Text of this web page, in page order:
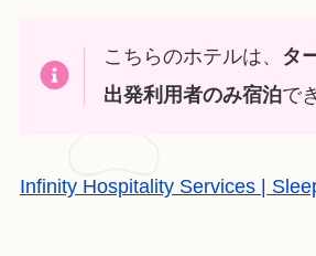
こちらのホテルは、 タ
出発利用者のみ宿泊で
Infinity Hospitality Services |